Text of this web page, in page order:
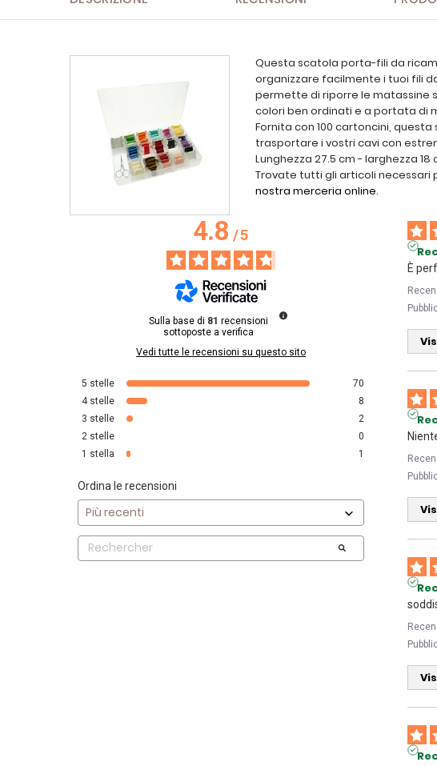
Questa scatola porta-fili da
organizzare facilmente i tuoi fili
permette di riporre le matassine
colori ben ordinati e a portata di
Fornita con 100 cartoncini,
trasportare i vostri cavi con
Lunghezza 27.5 cm - larghezza 18
Trovate tutti gli articoli necessari
nostra merceria online.
4.8/5
Sulla base di 81 recensioni
sottoposte a verifica
Vedi tutte le recensioni su questo sito
5 stelle
70
4 stelle
8
3 stelle
2
2 stelle
0
1 stella 1
Ordina le recensioni
È